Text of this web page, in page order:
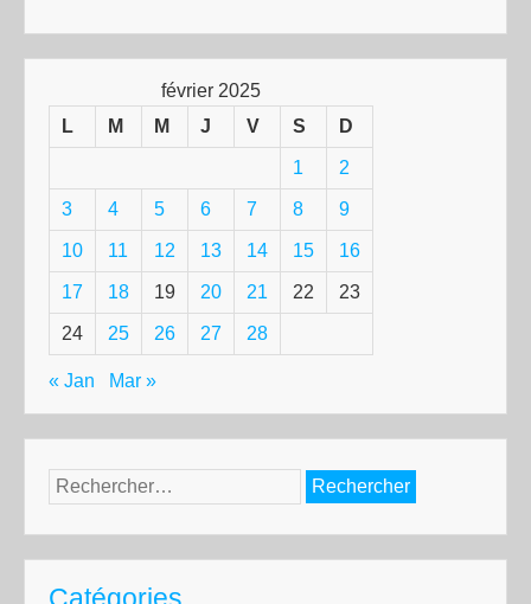
février 2025
L
M M J V S D
1 2
3 4 5 6 7 8 9
10 11 12 13 14 15 16
17 18 19 20 21 22 23
24 25 26 27 28
« Jan Mar »
Rechercher :